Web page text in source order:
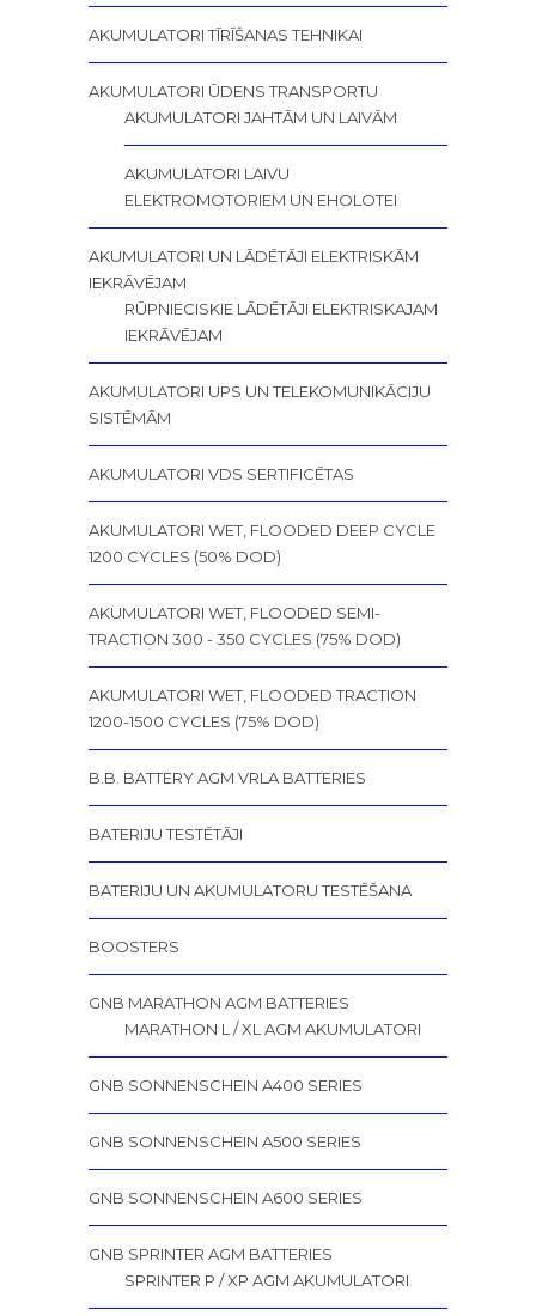
AKUMULATORI TĪRĪŠANAS TEHNIKAI
AKUMULATORI ŪDENS TRANSPORTU
AKUMULATORI JAHTĀM UN LAIVĀM
AKUMULATORI LAIVU
ELEKTROMOTORIEM UN EHOLOTEI
AKUMULATORI UN LĀDĒTĀJI ELEKTRISKĀM
IEKRĀVĒJAM
RŪPNIECISKIE LĀDĒTĀJI ELEKTRISKAJAM
IEKRĀVĒJAM
AKUMULATORI UPS UN TELEKOMUNIKĀCIJU
SISTĒMĀM
AKUMULATORI VDS SERTIFICĒTAS
AKUMULATORI WET, FLOODED DEEP CYCLE
1200 CYCLES (50% DOD)
AKUMULATORI WET, FLOODED SEMI-
TRACTION 300 - 350 CYCLES (75% DOD)
AKUMULATORI WET, FLOODED TRACTION
1200-1500 CYCLES (75% DOD)
B.B. BATTERY AGM VRLA BATTERIES
BATERIJU TESTĒTĀJI
BATERIJU UN AKUMULATORU TESTĒŠANA
BOOSTERS
GNB MARATHON AGM BATTERIES
MARATHON L / XL AGM AKUMULATORI
GNB SONNENSCHEIN A400 SERIES
GNB SONNENSCHEIN A500 SERIES
GNB SONNENSCHEIN A600 SERIES
GNB SPRINTER AGM BATTERIES
SPRINTER P / XP AGM AKUMULATORI